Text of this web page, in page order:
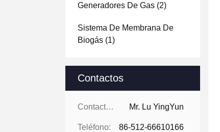
Generadores De Gas (2)
Sistema De Membrana De
Biogás (1)
Contactos
Contactos: Mr. Lu YingYun
Teléfono: 86-512-66610166